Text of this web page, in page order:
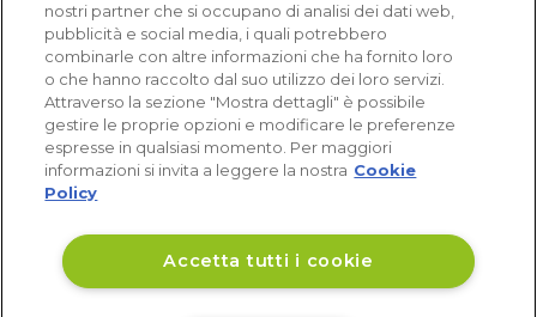
1.641 recensioni
Eccellente (4,8)
Acquisti verificati
nostri partner che si occupano di analisi dei dati web,
pubblicità e social media, i quali potrebbero
combinarle con altre informazioni che ha fornito loro
o che hanno raccolto dal suo utilizzo dei loro servizi.
Attraverso la sezione "Mostra dettagli" è possibile
gestire le proprie opzioni e modificare le preferenze
espresse in qualsiasi momento. Per maggiori
informazioni si invita a leggere la nostra Cookie
Policy
Accetta tutti i cookie